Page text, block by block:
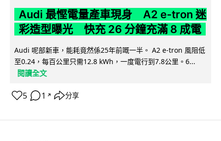
Audi 最慳電量產車現身 A2 e-tron 迷
彩造型曝光 快充 26 分鐘充滿 8 成電
Audi 呢部新車，能耗竟然係25年前嘅一半。 A2 e-tron 風阻低
至0.24，每百公里只需12.8 kWh，一度電行到7.8公里。6...
閱讀全文
5 1 ↗ 分享